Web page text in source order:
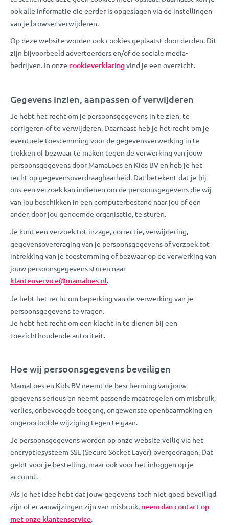
ook alle informatie die eerder is opgeslagen via de instellingen
van je browser verwijderen.
Op deze website worden ook cookies geplaatst door derden. Dit
zijn bijvoorbeeld adverteerders en/of de sociale media-
bedrijven. In onze cookieverklaringvind je een overzicht.
Gegevens inzien, aanpassen of verwijderen
Je hebt het recht om je persoonsgegevens in te zien, te
corrigeren of te verwijderen. Daarnaast heb je het recht om je
eventuele toestemming voor de gegevensverwerking in te
trekken of bezwaar te maken tegen de verwerking van jouw
persoonsgegevens door MamaLoes en Kids BV en heb je het
recht op gegevensoverdraagbaarheid. Dat betekent dat je bij
ons een verzoek kan indienen om de persoonsgegevens die wij
van jou beschikken in een computerbestand naar jou of een
ander, door jou genoemde organisatie, te sturen.
Je kunt een verzoek tot inzage, correctie, verwijdering,
gegevensoverdraging van je persoonsgegevens of verzoek tot
intrekking van je toestemming of bezwaar op de verwerking van
jouw persoonsgegevens sturen naar
klantenservice@mamaloes.nl.
Je hebt het recht om beperking van de verwerking van je
persoonsgegevens te vragen.
Je hebt het recht om een klacht in te dienen bij een
toezichthoudende autoriteit.
Hoe wij persoonsgegevens beveiligen
MamaLoes en Kids BV neemt de bescherming van jouw
gegevens serieus en neemt passende maatregelen om misbruik,
verlies, onbevoegde toegang, ongewenste openbaarmaking en
ongeoorloofde wijziging tegen te gaan.
Je persoonsgegevens worden op onze website veilig via het
encryptiesysteem SSL (Secure Socket Layer) overgedragen. Dat
geldt voor je bestelling, maar ook voor het inloggen op je
account.
Als je het idee hebt dat jouw gegevens toch niet goed beveiligd
zijn of er aanwijzingen zijn van misbruik, neem dan contact op
met onze klantenservice.